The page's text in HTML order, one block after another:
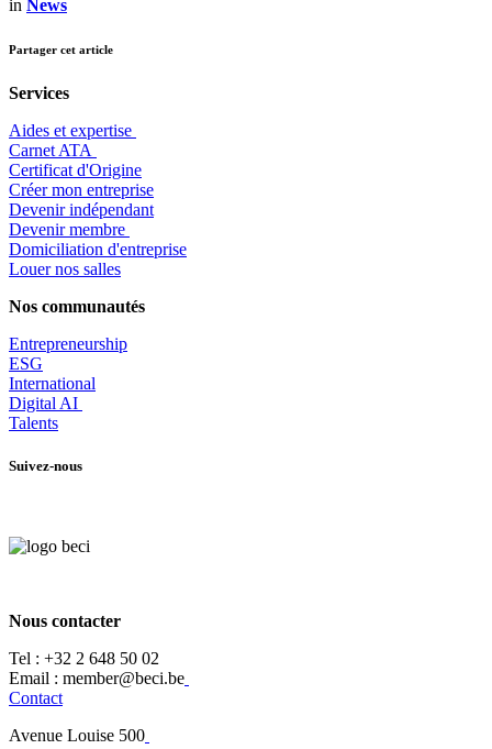
in News
Partager cet article
Services
Aides et expertise
​Carnet ATA
Certificat d'Origine
Créer mon entreprise
Devenir indépendant
Devenir membre
​Domiciliation d'entreprise
Louer nos salles
Nos communautés
Entrepreneurship
ESG
International
Digital AI
Talents
Suivez-nous
Nous contacter
Tel : +32 2 648 50 02​
​​Email : member@beci.be
Contact
Avenue Louise 500